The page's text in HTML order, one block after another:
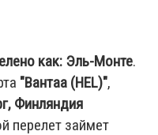
как: Эль-Монте.
"Вантаа (HEL)",
Финляндия
перелет займет